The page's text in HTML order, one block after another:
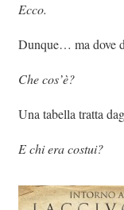
Ecco.
Dunque… ma dove
Che cos’è?
Una tabella tratta
E chi era costui?